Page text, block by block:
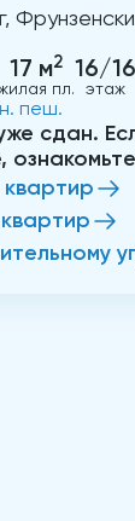
17 м2
пл.
16/16
этаж
пеш.
сдан.